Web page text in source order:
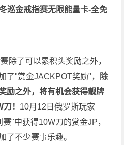
巡金戒指赛无限能量卡-全免
除了可以累积头奖励之外，
了"赏金JACKPOT奖励"，
除
励之外，将有机会获得靓牌
！ 10月12日俄罗斯玩家
"中获得10W刀的赏金JP，
了不少赛事乐趣。